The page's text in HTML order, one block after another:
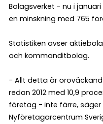
Bolagsverket - nu i
en minskning med 765
Statistiken avser
och kommanditbolag.
- Allt detta är
redan 2012 med 10,9
företag - inte färre,
Nyföretagarcentrum